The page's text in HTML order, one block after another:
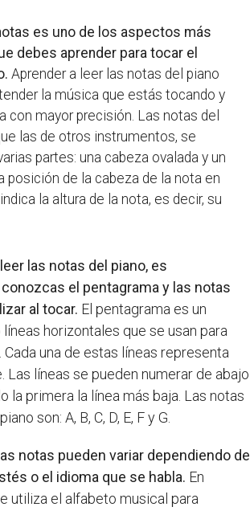
es uno de los aspectos más
debes aprender para tocar el
Aprender a leer las notas del piano
la música que estás tocando y
con mayor precisión. Las notas del
las de otros instrumentos, se
partes: una cabeza ovalada y un
posición de la cabeza de la nota en
la altura de la nota, es decir, su
las notas del piano, es
el pentagrama y las notas
al tocar. El pentagrama es un
horizontales que se usan para
una de estas líneas representa
Las líneas se pueden numerar de abajo
la primera la línea más baja. Las notas
son: A, B, C, D, E, F y G.
notas pueden variar dependiendo de
o el idioma que se habla. En
utiliza el alfabeto musical para